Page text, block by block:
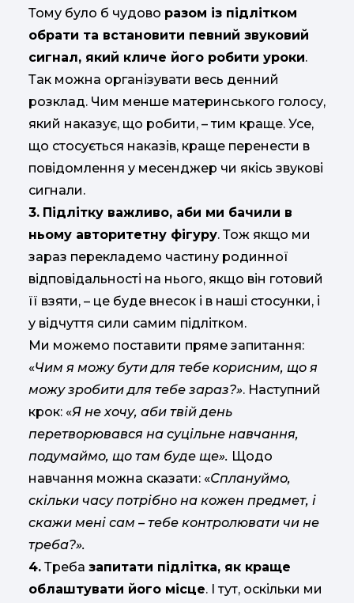
Тому було б чудово разом із підлітком
обрати та встановити певний звуковий
сигнал, який кличе його робити уроки.
Так можна організувати весь денний
розклад. Чим менше материнського голосу,
який наказує, що робити, – тим краще. Усе,
що стосується наказів, краще перенести в
повідомлення у месенджер чи якісь звукові
сигнали.
3. Підлітку важливо, аби ми бачили в
ньому авторитетну фігуру. Тож якщо ми
зараз перекладемо частину родинної
відповідальності на нього, якщо він готовий
її взяти, – це буде внесок і в наші стосунки, і
у відчуття сили самим підлітком.
Ми можемо поставити пряме запитання:
«Чим я можу бути для тебе корисним, що я
можу зробити для тебе зараз?». Наступний
крок: «Я не хочу, аби твій день
перетворювався на суцільне навчання,
подумаймо, що там буде ще». Щодо
навчання можна сказати: «Сплануймо,
скільки часу потрібно на кожен предмет, і
скажи мені сам – тебе контролювати чи не
треба?».
4. Треба запитати підлітка, як краще
облаштувати його місце. І тут, оскільки ми